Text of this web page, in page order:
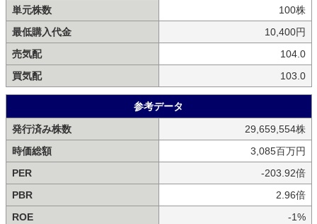
単元株数
100株
最低購入代金
10,400円
売気配
104.0
買気配
103.0
参考データ
発行済み株数
29,659,554株
時価総額
3,085百万円
PER
-203.92倍
PBR
2.96倍
ROE
-1%